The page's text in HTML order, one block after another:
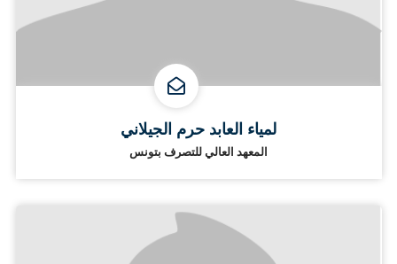
لمياء العابد حرم الجيلاني
المعهد العالي للتصرف بتونس